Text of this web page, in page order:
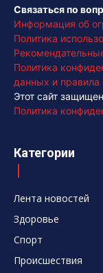
Связаться по
Информация об
Политика
Политика
данных и правила
Этот сайт
Политика
Категории
Лента новостей
Здоровье
Спорт
Происшествия